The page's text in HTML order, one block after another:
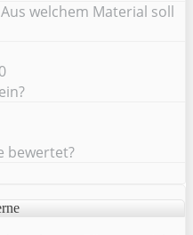
Aus welchem Material soll
bewertet?